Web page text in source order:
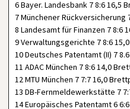
6 Bayer. Landesbank 7 8:6 16,5
7 Münchener Rückversicherung
8 Landesamt für Finanzen 7 8:6
9 Verwaltungsgerichte 7 8:6
10 Deutsches Patentamt (II) 7
11 ADAC München 7 8:6 14,0
12 MTU München 7 7:7 16,0
13 DB-Fernmeldewerkstätte 7
14 Europäisches Patentamt 6